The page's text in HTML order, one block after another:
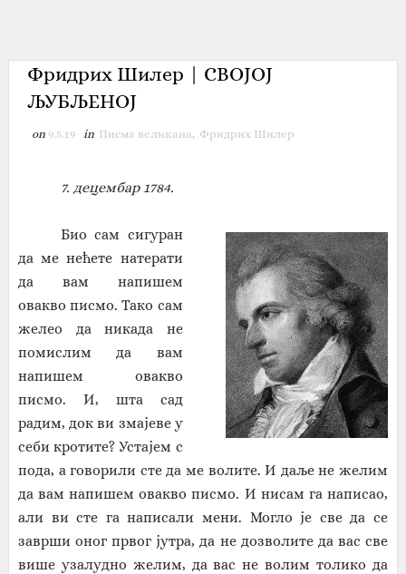
Фридрих Шилер‎ | СВОЈОЈ
ЉУБЉЕНОЈ
on 9.5.19 in Писма великана, Фридрих Шилер
7. децембар 1784.
Био сам сигуран
да ме нећете натерати
да вам напишем
овакво писмо. Тако сам
желео да никада не
помислим
да вам
напишем овакво
писмо. И, шта сад
радим, док ви змајеве у
себи кротите? Устајем с
пода, а говорили сте да ме волите. И даље не желим
да вам напишем овакво писмо. И нисам га написао,
али ви сте га написали мени. Могло је све да се
заврши оног првог јутра, да не дозволите да вас све
више узалудно желим, да вас не волим толико да